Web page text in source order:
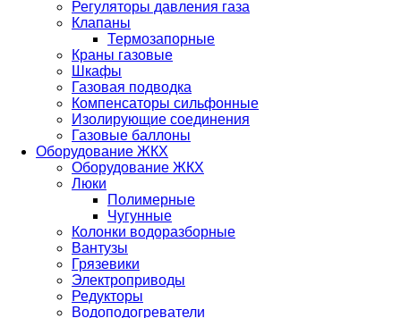
Регуляторы давления газа
Клапаны
Термозапорные
Краны газовые
Шкафы
Газовая подводка
Компенсаторы сильфонные
Изолирующие соединения
Газовые баллоны
Оборудование ЖКХ
Оборудование ЖКХ
Люки
Полимерные
Чугунные
Колонки водоразборные
Вантузы
Грязевики
Электроприводы
Редукторы
Водоподогреватели